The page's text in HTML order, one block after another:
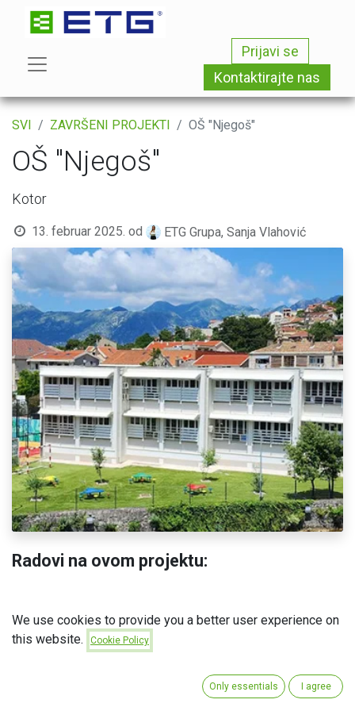
Prijavi se
Kontaktirajte nas
SVI ZAVRŠENI PROJEKTI OŠ "Njegoš"
OŠ "Njegoš"
Kotor
13. februar 2025. od ETG Grupa, Sanja Vlahović
Radovi na ovom projektu:
We use cookies to provide you a better user experience on
this website.
Cookie Policy
Only essentials I agree